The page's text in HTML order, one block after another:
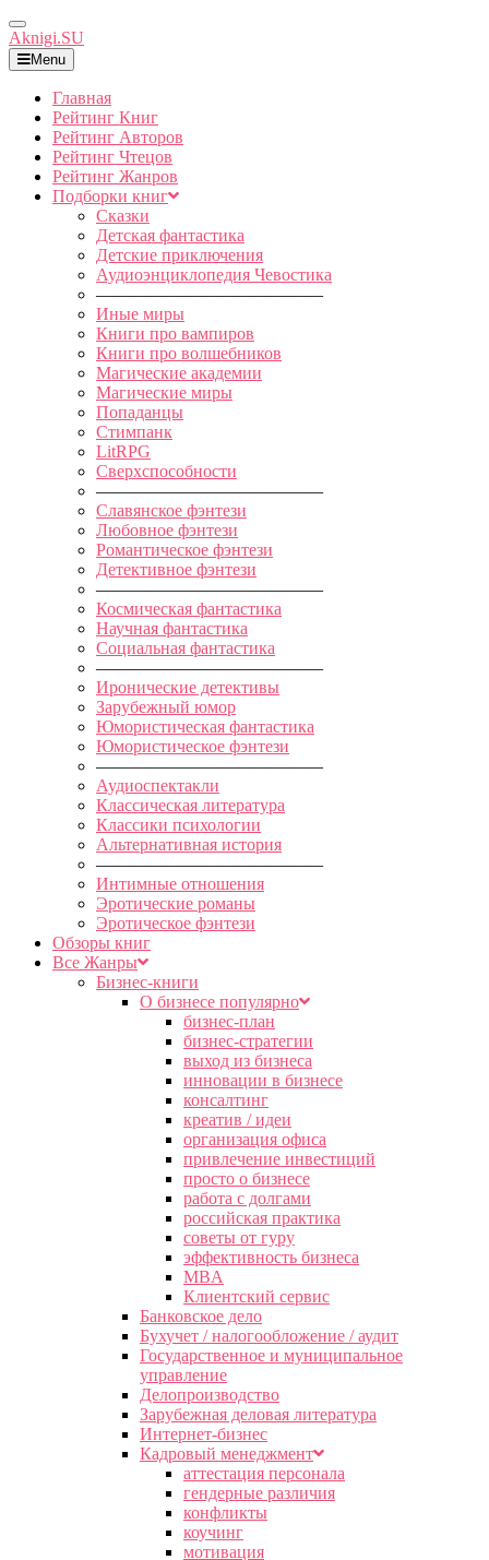
Toggle
Navigation
Aknigi.SU
Menu
Главная
Рейтинг Книг
Рейтинг Авторов
Рейтинг Чтецов
Рейтинг Жанров
Подборки книг
Сказки
Детская фантастика
Детские приключения
Аудиоэнциклопедия Чевостика
—————————————
Иные миры
Книги про вампиров
Книги про волшебников
Магические академии
Магические миры
Попаданцы
Стимпанк
LitRPG
Сверхспособности
—————————————
Славянское фэнтези
Любовное фэнтези
Романтическое фэнтези
Детективное фэнтези
—————————————
Космическая фантастика
Научная фантастика
Социальная фантастика
—————————————
Иронические детективы
Зарубежный юмор
Юмористическая фантастика
Юмористическое фэнтези
—————————————
Аудиоспектакли
Классическая литература
Классики психологии
Альтернативная история
—————————————
Интимные отношения
Эротические романы
Эротическое фэнтези
Обзоры книг
Все Жанры
Бизнес-книги
О бизнесе популярно
бизнес-план
бизнес-стратегии
выход из бизнеса
инновации в бизнесе
консалтинг
креатив / идеи
организация офиса
привлечение инвестиций
просто о бизнесе
работа с долгами
российская практика
советы от гуру
эффективность бизнеса
MBA
Клиентский сервис
Банковское дело
Бухучет / налогообложение / аудит
Государственное и муниципальное
управление
Делопроизводство
Зарубежная деловая литература
Интернет-бизнес
Кадровый менеджмент
аттестация персонала
гендерные различия
конфликты
коучинг
мотивация